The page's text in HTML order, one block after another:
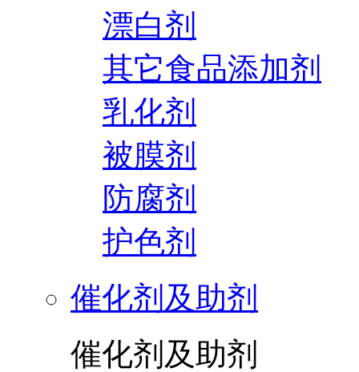
漂白剂
其它食品添加剂
乳化剂
被膜剂
防腐剂
护色剂
催化剂及助剂
催化剂及助剂